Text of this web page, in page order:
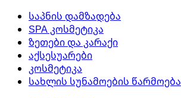
საპნის დამზადება
SPA კოსმეტიკა
ზეთები და კარაქი
აქსესუარები
კოსმეტიკა
სახლის სუნამოების წარმოება